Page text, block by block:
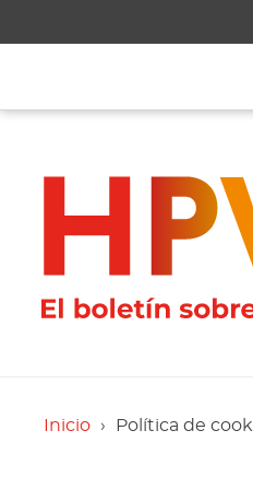
Inicio Política de